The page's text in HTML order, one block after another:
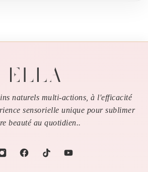
naturels multi-actions, à l'efficacité
sensorielle unique pour sublimer
beauté au quotidien..